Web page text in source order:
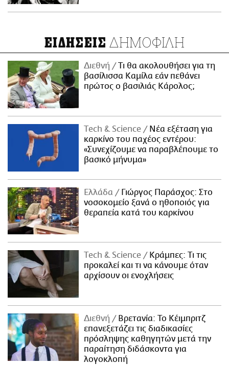
ΕΙΔΗΣΕΙΣ ΔΗΜΟΦΙΛΗ
Διεθνή
Τι θα ακολουθήσει για τη
βασίλισσα Καμίλα εάν πεθάνει
πρώτος ο βασιλιάς Κάρολος;
Τech & Science
Νέα εξέταση για
καρκίνο του παχέος εντέρου:
«Συνεχίζουμε να παραβλέπουμε το
βασικό μήνυμα»
Ελλάδα
Γιώργος Παράσχος: Στο
νοσοκομείο ξανά ο ηθοποιός για
θεραπεία κατά του καρκίνου
Τech & Science
Κράμπες: Τι τις
προκαλεί και τι να κάνουμε όταν
αρχίσουν οι ενοχλήσεις
Διεθνή
Βρετανία: Το Κέιμπριτζ
επανεξετάζει τις διαδικασίες
πρόσληψης καθηγητών μετά την
παραίτηση διδάσκοντα για
λογοκλοπή